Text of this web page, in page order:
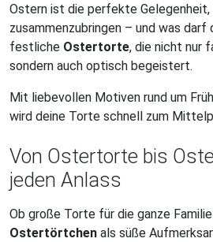
Ostern ist die perfekte Gelegenheit,
zusammenzubringen – und was
festliche Ostertorte, die nicht nur
sondern auch optisch begeistert.
Mit liebevollen Motiven rund um
wird deine Torte schnell zum
Von Ostertorte bis
jeden Anlass
Ob große Torte für die ganze
Ostertörtchen als süße